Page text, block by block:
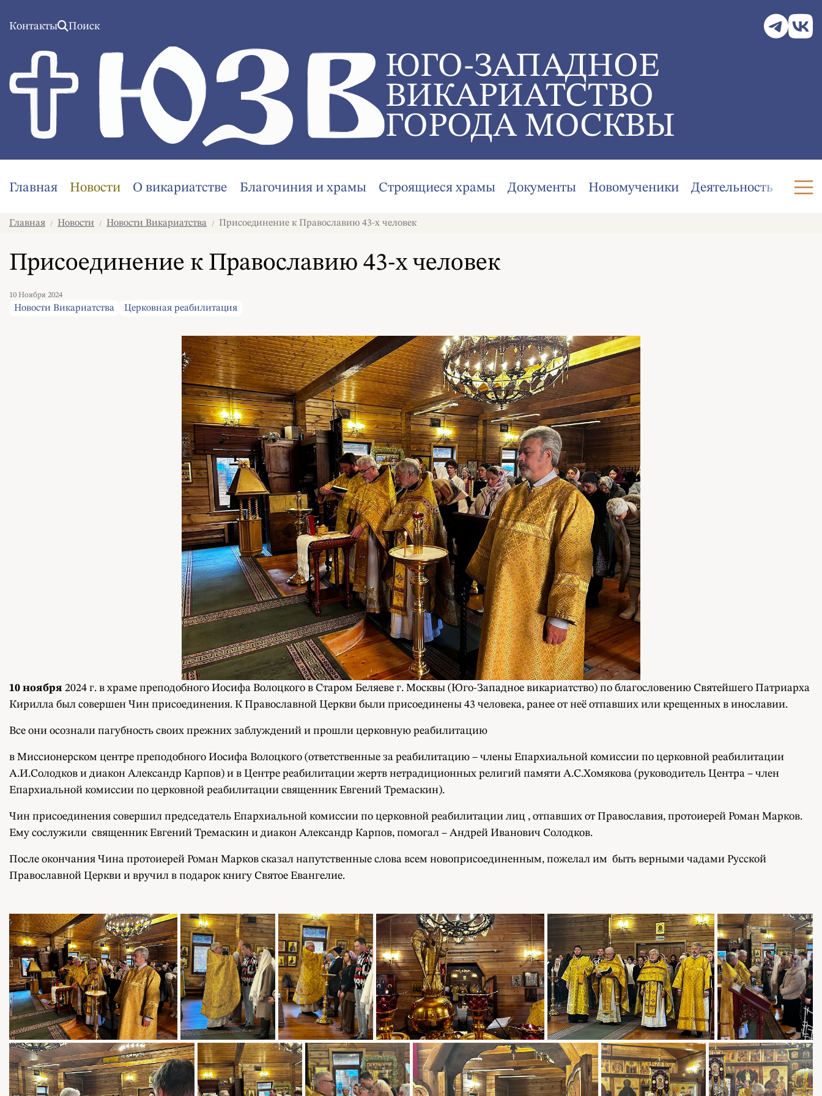
Контакты Поиск
ЮГО-ЗАПАДНОЕ
ВИКАРИАТСТВО
ГОРОДА МОСКВЫ
Главная Новости О викариатстве Благочиния и храмы Строящиеся храмы Документы Новомученики Деятельность
Главная / Новости / Новости Викариатства / Присоединение к Православию 43-х человек
Присоединение к Православию 43-х человек
10 Ноября 2024
Новости Викариатства Церковная реабилитация
10 ноября 2024 г. в храме преподобного Иосифа Волоцкого в Старом Беляеве г. Москвы (Юго-Западное викариатство) по благословению Святейшего Патриарха
Кирилла был совершен Чин присоединения. К Православной Церкви были присоединены 43 человека, ранее от неё отпавших или крещенных в инославии.
Все они осознали пагубность своих прежних заблуждений и прошли церковную реабилитацию
в Миссионерском центре преподобного Иосифа Волоцкого (ответственные за реабилитацию – члены Епархиальной комиссии по церковной реабилитации
А.И.Солодков и диакон Александр Карпов) и в Центре реабилитации жертв нетрадиционных религий памяти А.С.Хомякова (руководитель Центра – член
Епархиальной комиссии по церковной реабилитации священник Евгений Тремаскин).
Чин присоединения совершил председатель Епархиальной комиссии по церковной реабилитации лиц , отпавших от Православия, протоиерей Роман Марков.
Ему сослужили священник Евгений Тремаскин и диакон Александр Карпов, помогал – Андрей Иванович Солодков.
После окончания Чина протоиерей Роман Марков сказал напутственные слова всем новоприсоединенным, пожелал им быть верными чадами Русской
Православной Церкви и вручил в подарок книгу Святое Евангелие.